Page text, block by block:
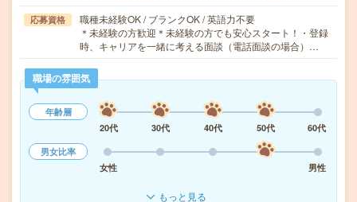
応募資格
職種未経験OK / ブランクOK / 英語力不要
＊未経験の方歓迎＊未経験の方でも安心スタート！・登録
時、キャリアを一緒に考える面談（電話面談の場合）…
職場の雰囲気
年齢層
20代
30代 40代 50代
60代
男女比率
女性
男性
もっと見る